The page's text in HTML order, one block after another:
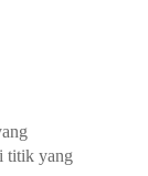
titik yang